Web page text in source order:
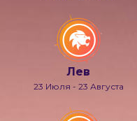
Лев
23 Июля - 23 Августа